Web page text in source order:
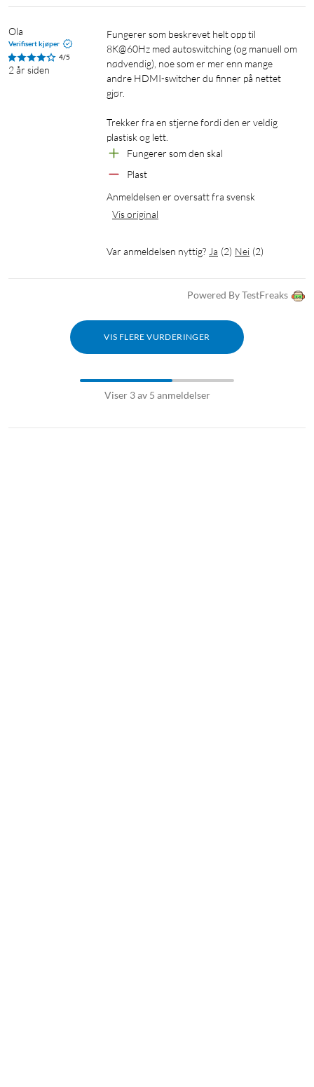
Ola
Verifisert kjøper
4/5
2 år siden
Fungerer som beskrevet helt opp til
8K@60Hz med autoswitching (og manuell om
nødvendig), noe som er mer enn mange
andre HDMI-switcher du finner på nettet
gjør.
Trekker fra en stjerne fordi den er veldig
plastisk og lett.
Fungerer som den skal
Plast
Anmeldelsen er oversatt fra svensk
Vis original
Var anmeldelsen nyttig? Ja (2) Nei (2)
Powered By TestFreaks
VIS FLERE VURDERINGER
Viser 3 av 5 anmeldelser